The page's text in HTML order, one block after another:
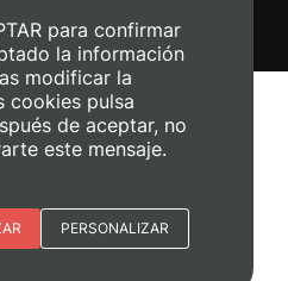
legal
de cookies
cookies
para confirmar
la información
modificar la
cookies pulsa
de aceptar, no
este mensaje.
PERSONALIZAR